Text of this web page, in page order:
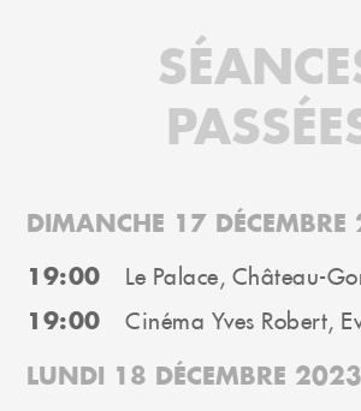
DIMANCHE 17
19:00 Le Palace, Château-
19:00 Cinéma Yves Robert,
LUNDI 18 DÉCEMBRE 2023